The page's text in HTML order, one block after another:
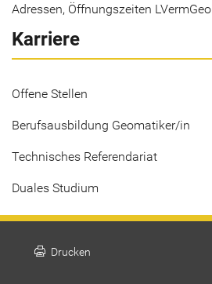
Adressen, Öffnungszeiten LVermGeo
Karriere
Offene Stellen
Berufsausbildung Geomatiker/in
Technisches Referendariat
Duales Studium
print Drucken